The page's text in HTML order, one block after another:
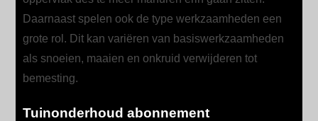
Daarnaast spelen ook de type werkzaamheden een
grote rol. Dit kan variëren van basiswerkzaamheden
als snoeien, maaien en onkruid verwijderen tot
bemesting.
Tuinonderhoud abonnement